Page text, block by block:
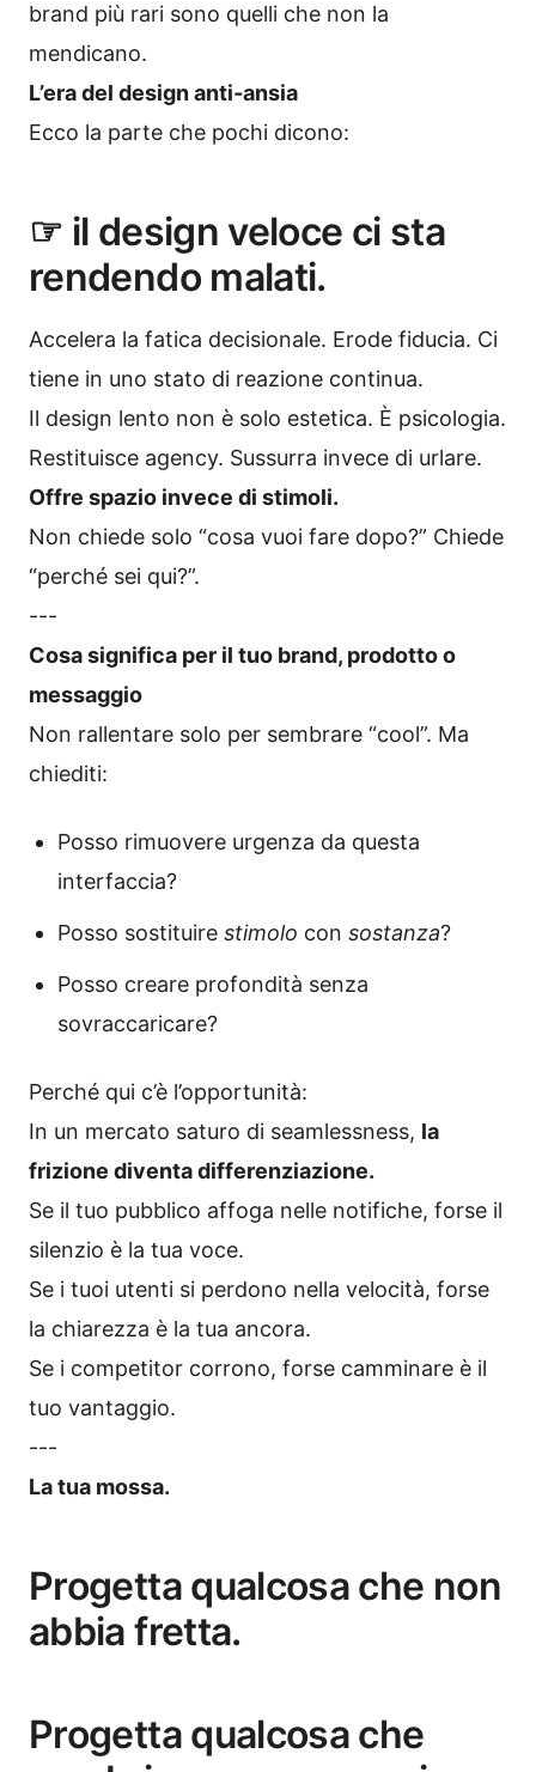
brand più rari sono quelli che non la
mendicano.
L’era del design anti‑ansia
Ecco la parte che pochi dicono:
☞ il design veloce ci sta
rendendo malati.
Accelera la fatica decisionale. Erode fiducia. Ci
tiene in uno stato di reazione continua.
Il design lento non è solo estetica. È psicologia.
Restituisce agency. Sussurra invece di urlare.
Offre spazio invece di stimoli.
Non chiede solo “cosa vuoi fare dopo?” Chiede
“perché sei qui?”.
---
Cosa significa per il tuo brand, prodotto o
messaggio
Non rallentare solo per sembrare “cool”. Ma
chiediti:
Posso rimuovere urgenza da questa
interfaccia?
Posso sostituire stimolo con sostanza?
Posso creare profondità senza
sovraccaricare?
Perché qui c’è l’opportunità:
In un mercato saturo di seamlessness, la
frizione diventa differenziazione.
Se il tuo pubblico affoga nelle notifiche, forse il
silenzio è la tua voce.
Se i tuoi utenti si perdono nella velocità, forse
la chiarezza è la tua ancora.
Se i competitor corrono, forse camminare è il
tuo vantaggio.
---
La tua mossa.
Progetta qualcosa che non
abbia fretta.
Progetta qualcosa che